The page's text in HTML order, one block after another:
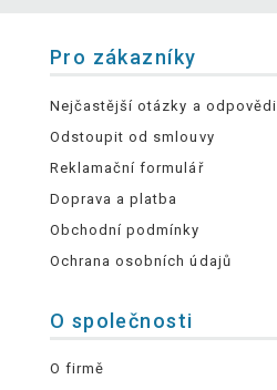
Pro zákazníky
Nejčastější otázky a odpovědi
Odstoupit od smlouvy
Reklamační formulář
Doprava a platba
Obchodní podmínky
Ochrana osobních údajů
O společnosti
O firmě